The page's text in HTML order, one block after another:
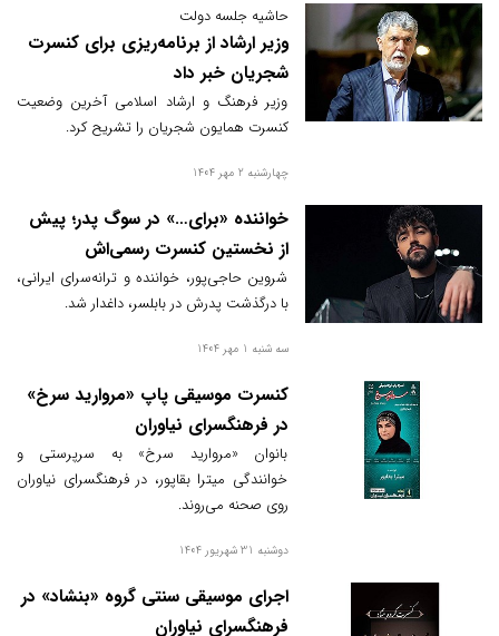
حاشیه جلسه دولت
وزیر ارشاد از برنامه‌ریزی برای کنسرت
شجریان خبر داد
وزیر فرهنگ و ارشاد اسلامی آخرین وضعیت
کنسرت همایون شجریان را تشریح کرد.
چهارشنبه 2 مهر 1404
خواننده «برای…» در سوگ پدر؛ پیش
از نخستین کنسرت رسمی‌اش
شروین حاجی‌پور، خواننده و ترانه‌سرای ایرانی،
با درگذشت پدرش در بابلسر، داغدار شد.
سه شنبه 1 مهر 1404
کنسرت موسیقی پاپ «مروارید سرخ»
در فرهنگسرای نیاوران
بانوان «مروارید سرخ» به سرپرستی و
خوانندگی میترا بقاپور، در فرهنگسرای نیاوران
روی صحنه می‌روند.
دوشنبه 31 شهریور 1404
اجرای موسیقی سنتی گروه «بنشاد» در
فرهنگسرای نیاوران